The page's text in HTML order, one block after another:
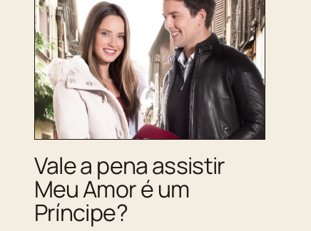
Vale a pena assistir
Meu Amor é um
Príncipe?